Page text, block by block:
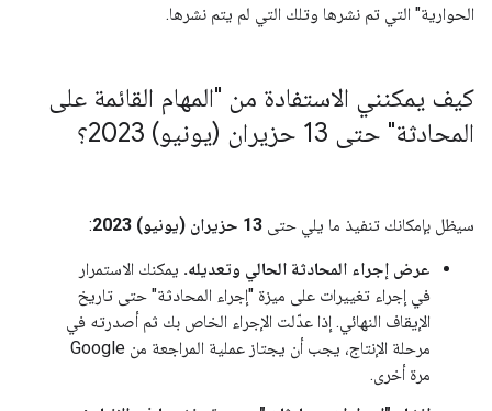
الحوارية" التي تم نشرها وتلك التي لم يتم نشرها.
كيف يمكنني الاستفادة من "المهام القائمة على
المحادثة" حتى 13 حزيران (يونيو) 2023؟
سيظل بإمكانك تنفيذ ما يلي حتى 13 حزيران (يونيو) 2023 :
عرض إجراء المحادثة الحالي وتعديله. يمكنك الاستمرار
في إجراء تغييرات على ميزة "إجراء المحادثة" حتى تاريخ
الإيقاف النهائي. إذا عدّلت الإجراء الخاص بك ثم أصدرته في
مرحلة الإنتاج، يجب أن يجتاز عملية المراجعة من Google
مرة أخرى.